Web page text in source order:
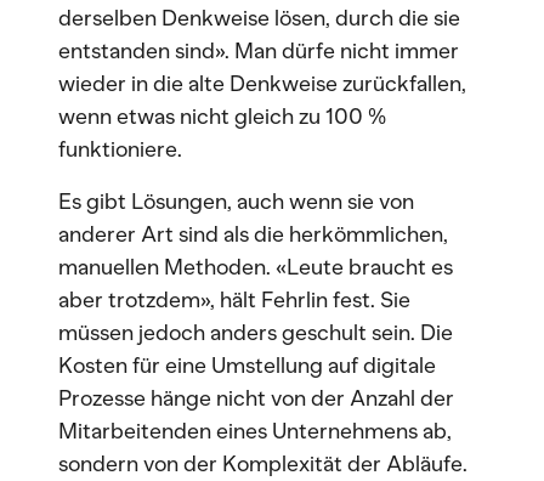
derselben Denkweise lösen, durch die sie
entstanden sind». Man dürfe nicht immer
wieder in die alte Denkweise zurückfallen,
wenn etwas nicht gleich zu 100 %
funktioniere.
Es gibt Lösungen, auch wenn sie von
anderer Art sind als die herkömmlichen,
manuellen Methoden. «Leute braucht es
aber trotzdem», hält Fehrlin fest. Sie
müssen jedoch anders geschult sein. Die
Kosten für eine Umstellung auf digitale
Prozesse hänge nicht von der Anzahl der
Mitarbeitenden eines Unternehmens ab,
sondern von der Komplexität der Abläufe.